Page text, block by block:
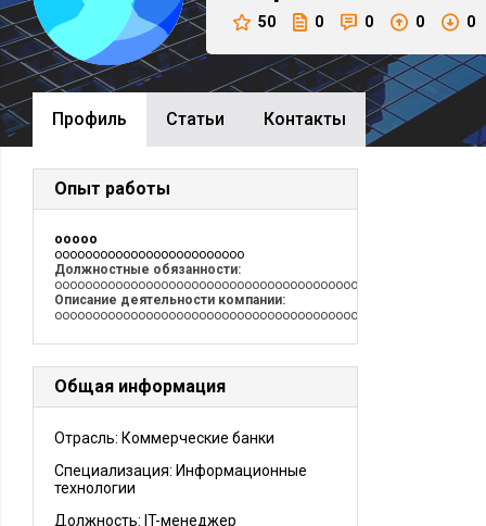
50 0 0 0 0
Профиль Cтатьи Контакты
Опыт работы
ooooo
ooooooooooooooooooooooooo
Должностные обязанности:
Описание деятельности компании:
Общая информация
Отрасль: Коммерческие банки
Специализация: Информационные
технологии
Должность: IT-менеджер